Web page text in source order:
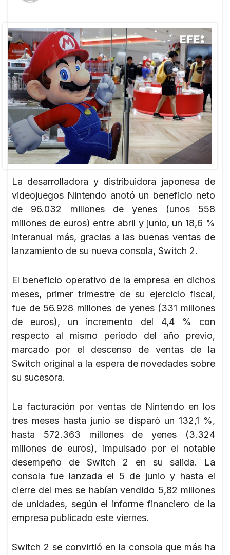
La desarrolladora y distribuidora japonesa de
videojuegos Nintendo anotó un beneficio neto
de 96.032 millones de yenes (unos 558
millones de euros) entre abril y junio, un 18,6 %
interanual más, gracias a las buenas ventas de
lanzamiento de su nueva consola, Switch 2.
El beneficio operativo de la empresa en dichos
meses, primer trimestre de su ejercicio fiscal,
fue de 56.928 millones de yenes (331 millones
de euros), un incremento del 4,4 % con
respecto al mismo período del año previo,
marcado por el descenso de ventas de la
Switch original a la espera de novedades sobre
su sucesora.
La facturación por ventas de Nintendo en los
tres meses hasta junio se disparó un 132,1 %,
hasta 572.363 millones de yenes (3.324
millones de euros), impulsado por el notable
desempeño de Switch 2 en su salida. La
consola fue lanzada el 5 de junio y hasta el
cierre del mes se habían vendido 5,82 millones
de unidades, según el informe financiero de la
empresa publicado este viernes.
Switch 2 se convirtió en la consola que más ha